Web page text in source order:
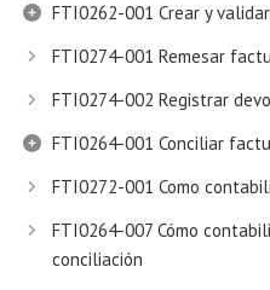
FTI0262-001 Crear y
FTI0274-001 Remesar
FTI0274-002 Registrar
FTI0264-001 Conciliar
FTI0272-001 Como
FTI0264-007 Cómo
conciliación